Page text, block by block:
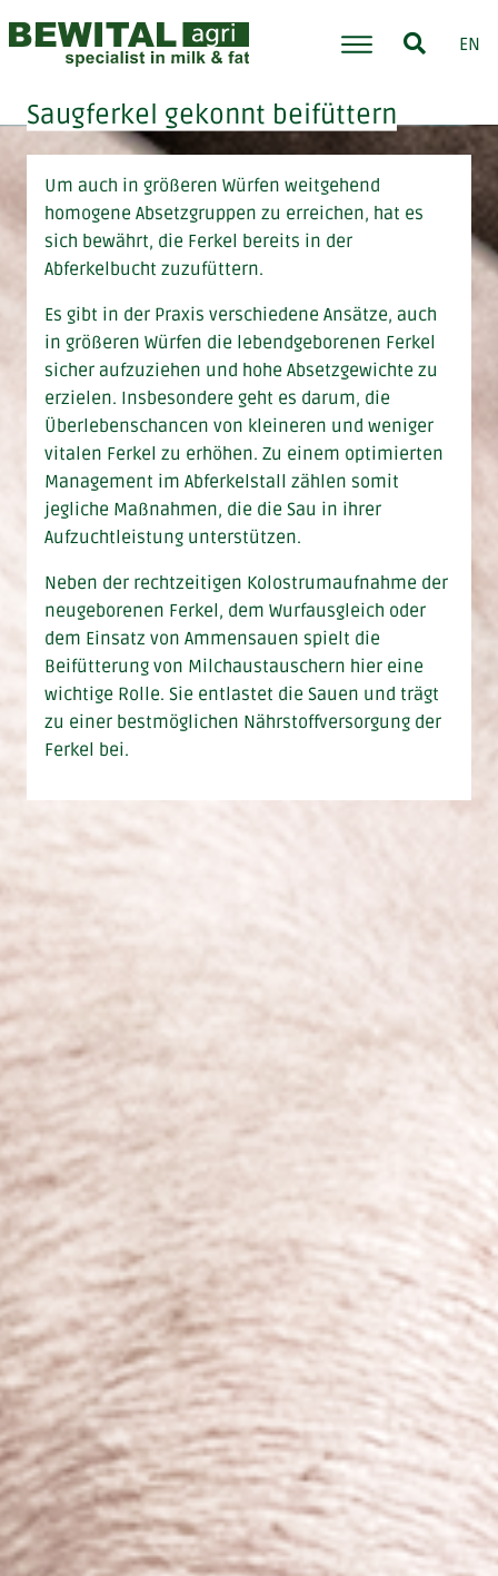
EN
Saugferkel gekonnt beifüttern
Um auch in größeren Würfen weitgehend
homogene Absetzgruppen zu erreichen, hat es
sich bewährt, die Ferkel bereits in der
Abferkelbucht zuzufüttern.
Es gibt in der Praxis verschiedene Ansätze, auch
in größeren Würfen die lebendgeborenen Ferkel
sicher aufzuziehen und hohe Absetzgewichte zu
erzielen. Insbesondere geht es darum, die
Überlebenschancen von kleineren und weniger
vitalen Ferkel zu erhöhen. Zu einem optimierten
Management im Abferkelstall zählen somit
jegliche Maßnahmen, die die Sau in ihrer
Aufzuchtleistung unterstützen.
Neben der rechtzeitigen Kolostrumaufnahme der
neugeborenen Ferkel, dem Wurfausgleich oder
dem Einsatz von Ammensauen spielt die
Beifütterung von Milchaustauschern hier eine
wichtige Rolle. Sie entlastet die Sauen und trägt
zu einer bestmöglichen Nährstoffversorgung der
Ferkel bei.